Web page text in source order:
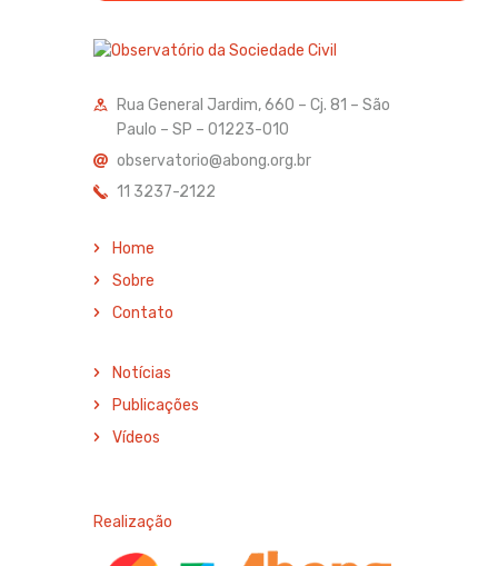
Rua General Jardim, 660 – Cj. 81 – São
Paulo – SP – 01223-010
observatorio@abong.org.br
11 3237-2122
Home
Sobre
Contato
Notícias
Publicações
Vídeos
Realização